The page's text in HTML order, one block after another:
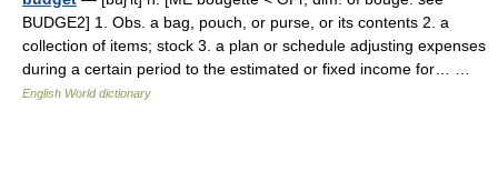
BUDGE2] 1. Obs. a bag, pouch, or purse, or its contents 2. a
collection of items; stock 3. a plan or schedule adjusting expenses
during a certain period to the estimated or fixed income for… …
English World dictionary